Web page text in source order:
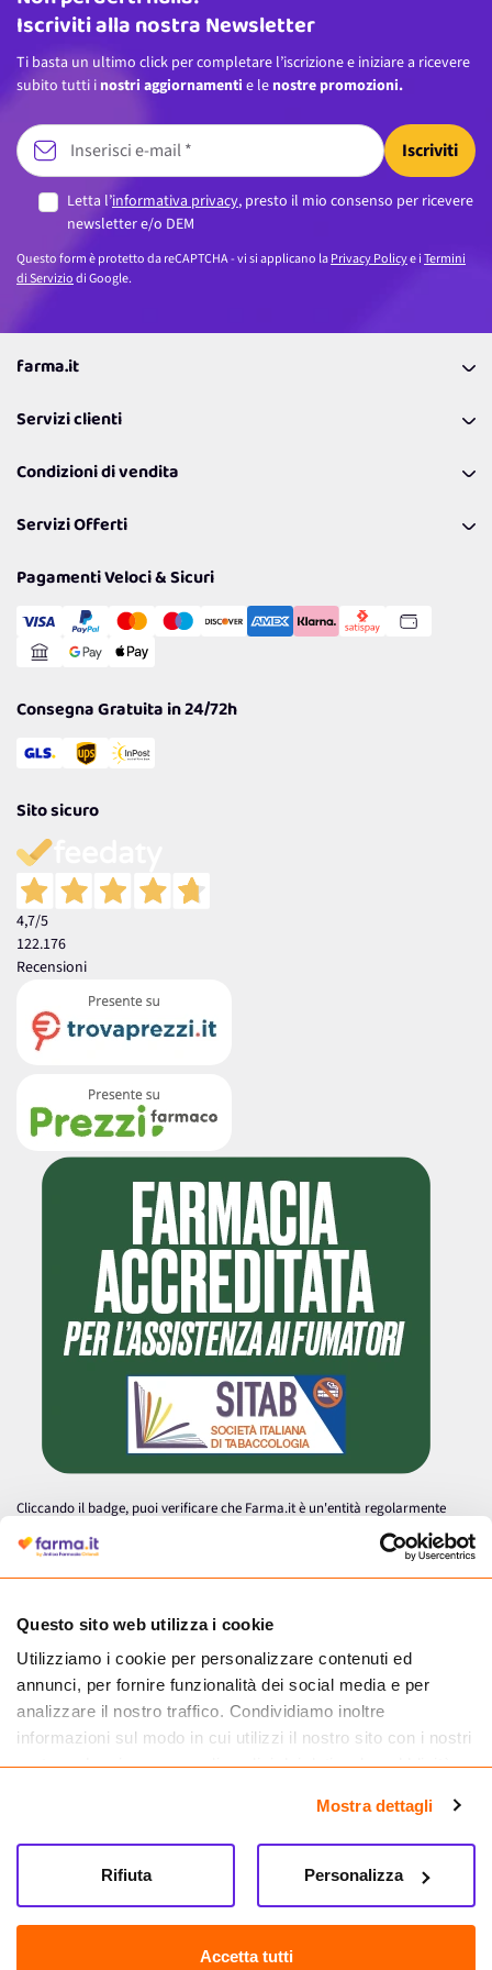
Questo sito web utilizza i cookie
Utilizziamo i cookie per personalizzare contenuti ed
annunci, per fornire funzionalità dei social media e per
analizzare il nostro traffico. Condividiamo inoltre
informazioni sul modo in cui utilizzi il nostro sito con i nostri
partner che si occupano di analisi dei dati web, pubblicità e
informazioni che hai fornito loro o che hanno raccolto dal
tuo utilizzo dei loro servizi.
Mostra dettagli
Accetta tutti
Personalizza
Rifiuta
Iscriviti alla nostra Newsletter
Ti basta un ultimo click per completare l’iscrizione e iniziare a ricevere
subito tutti i nostri aggiornamenti e le nostre promozioni.
Iscriviti
Letta l’informativa privacy, presto il mio consenso per ricevere
newsletter e/o DEM
Questo form è protetto da reCAPTCHA - vi si applicano laPrivacy Policye iTermini
di Serviziodi Google.
farma.it
Coupon
Lavora con noi
Politiche per la parità di genere
Servizi clienti
Richiamami
Resi
Condizioni di vendita
Spedizioni
Cookie Policy
Gestisci Cookie
Servizi Offerti
Reso Facile e Veloce
Pagamenti Veloci & Sicuri
Consegna Gratuita in 24/72h
Sito sicuro
4,7/5
122.176
Recensioni
Cliccando il badge, puoi verificare che Farma.it è un'entità regolarmente
autorizzata dal Ministero della Salute a effettuare la vendita online di
medicinali.
Farma.it S.a.s. P. IVA 07417261216 REA: NA-884088
CREDITS
Sede legale Via delle Repubbliche Marinare 128, 80147 Napoli